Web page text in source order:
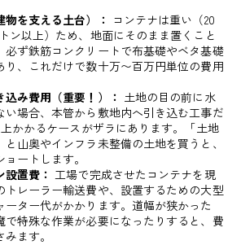
を支える土台）： コンテナは重い（20
ン以上）ため、地面にそのまま置くこと
必ず鉄筋コンクリートで布基礎やベタ基礎
り、これだけで数十万〜百万円単位の費用
み費用（重要！）： 土地の目の前に水
い場合、本管から敷地内へ引き込む工事だ
かかるケースがザラにあります。「土地
山奥やインフラ未整備の土地を買うと、
ートします。
置費： 工場で完成させたコンテナを現
トレーラー輸送費や、設置するための大型
ーター代がかかります。道幅が狭かった
で特殊な作業が必要になったりすると、費
ます。